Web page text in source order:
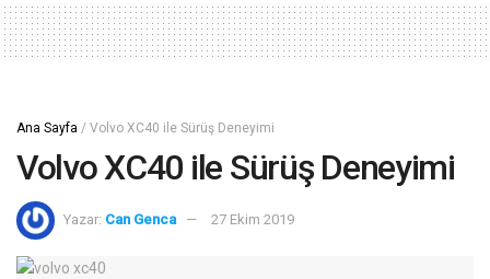
Ana Sayfa / Volvo XC40 ile Sürüş Deneyimi
Volvo XC40 ile Sürüş Deneyimi
Yazar: Can Genca 27 Ekim 2019